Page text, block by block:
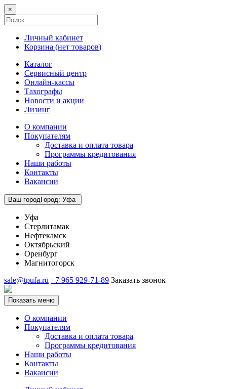
×
Личный кабинет
Корзина (нет товаров)
Каталог
Сервисный центр
Онлайн-кассы
Тахографы
Новости и акции
Лизинг
О компании
Покупателям
Доставка и оплата товара
Программы кредитования
Наши работы
Контакты
Вакансии
Ваш городГород: Уфа
Уфа
Стерлитамак
Нефтекамск
Октябрьский
Оренбург
Магнитогорск
sale@tpufa.ru +7 965 929-71-89 Заказать звонок
Показать меню
О компании
Покупателям
Доставка и оплата товара
Программы кредитования
Наши работы
Контакты
Вакансии